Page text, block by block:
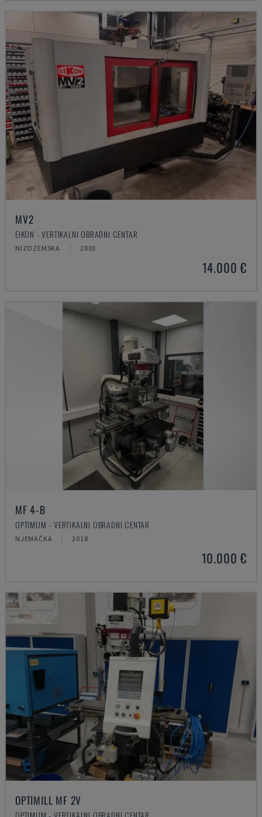
MV2
EIKON - VERTIKALNI OBRADNI CENTAR
NIZOZEMSKA 2003
14.000 €
MF 4-B
OPTIMUM - VERTIKALNI OBRADNI CENTAR
NJEMAČKA 2018
10.000 €
OPTIMILL MF 2V